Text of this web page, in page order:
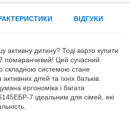
активну дитину? Тоді варто купити
помаранчевий! Цей сучасний
складною системою стане
дітей та їхніх батьків.
ергономіка і багата
7 ідеальним для сімей, які
ВІДГУКИ